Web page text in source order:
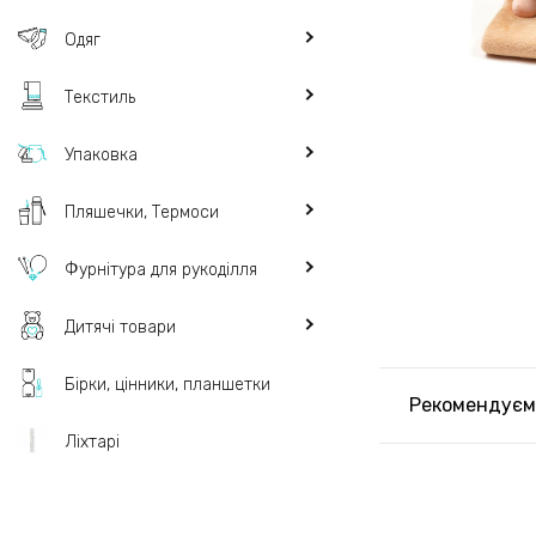
Одяг
Текстиль
Упаковка
Пляшечки, Термоси
Фурнітура для рукоділля
Дитячі товари
Бірки, цінники, планшетки
Ліхтарі